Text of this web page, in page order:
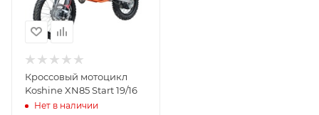
Кроссовый мотоцикл
Koshine XN85 Start 19/16
Нет в наличии